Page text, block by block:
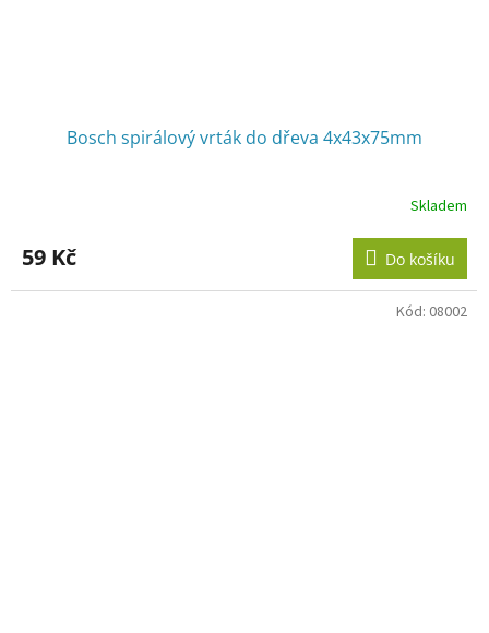
Bosch spirálový vrták do dřeva 4x43x75mm
Skladem
59 Kč Do košíku
Kód: 08002